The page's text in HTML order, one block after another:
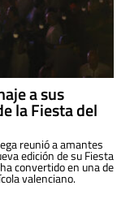
a sus
la Fiesta del
reunió a amantes
edición de su Fiesta
convertido en una de
valenciano.